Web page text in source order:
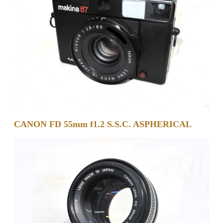
CANON FD 55mm f1.2 S.S.C. ASPHERICAL